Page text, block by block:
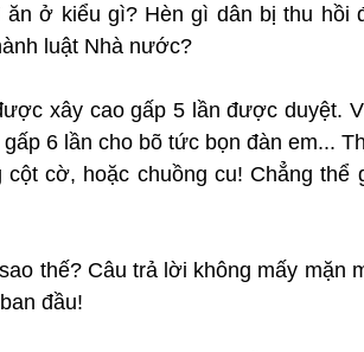
ở kiểu gì? Hèn gì dân bị thu hồi
luật Nhà nước?
xây cao gấp 5 lần được duyệt.
6 lần cho bõ tức bọn đàn em...
cờ, hoặc chuồng cu! Chẳng thể
thế? Câu trả lời không mấy mặn
đầu!